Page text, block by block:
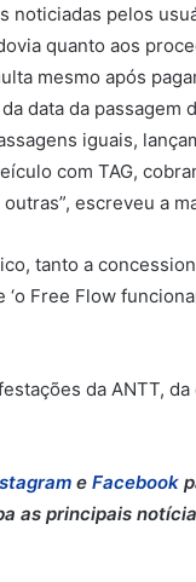
noticiadas pelos
quanto aos
mesmo após
data da
iguais,
com TAG,
escreveu a
tanto a
Free Flow
da ANTT,
e Facebook
as principais